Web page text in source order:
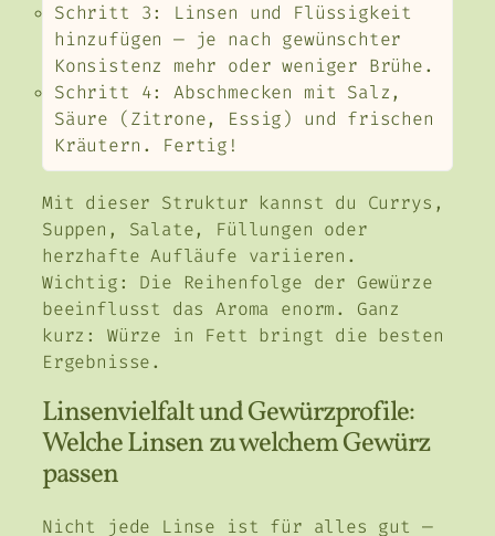
Schritt 3: Linsen und Flüssigkeit
hinzufügen — je nach gewünschter
Konsistenz mehr oder weniger Brühe.
Schritt 4: Abschmecken mit Salz,
Säure (Zitrone, Essig) und frischen
Kräutern. Fertig!
Mit dieser Struktur kannst du Currys,
Suppen, Salate, Füllungen oder
herzhafte Aufläufe variieren.
Wichtig: Die Reihenfolge der Gewürze
beeinflusst das Aroma enorm. Ganz
kurz: Würze in Fett bringt die besten
Ergebnisse.
Linsenvielfalt und Gewürzprofile:
Welche Linsen zu welchem Gewürz
passen
Nicht jede Linse ist für alles gut —